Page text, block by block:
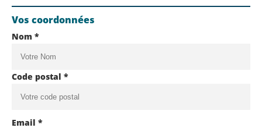
Vos coordonnées
Nom *
Code postal *
Email *